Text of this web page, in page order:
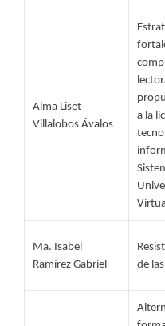
Alma Liset
Villalobos Ávalos
a la
Ma. Isabel
Ramírez Gabriel
de